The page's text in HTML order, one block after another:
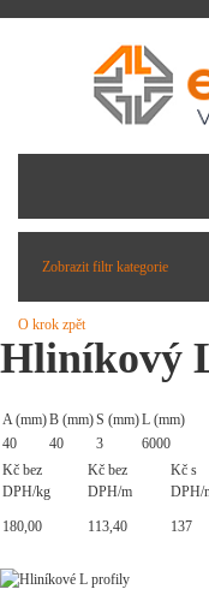
Zobrazit filtr kategorie
O krok zpět
Hliníkový
A (mm)B (mm)S (mm)L (mm)
40
40 3
6000
Kč bez
DPH/kg
Kč bez
DPH/m
Kč s
DPH/
180,00 113,40 137